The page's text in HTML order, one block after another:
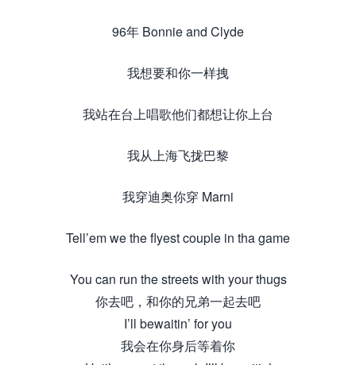
96年 Bonnie and Clyde
我想要和你一样拽
我站在台上唱歌他们都想让你上台
我从上海飞拢巴黎
我穿迪奥你穿 Marni
Tell’em we the flyest couple in tha game
You can run the streets with your thugs
你去吧，和你的兄弟一起去吧
I’ll bewaitin’ for you
我会在你身后等着你